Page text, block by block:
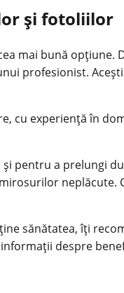
și fotoliilor
mai bună opțiune.
profesionist.
cu experiență în
pentru a prelungi
neplăcute.
sănătatea, îți
despre